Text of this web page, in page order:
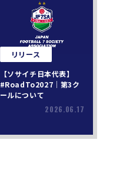
リリース
【ソサイチ日本代表】
#RoadTo2027｜第3ク
ールについて
2026.06.17